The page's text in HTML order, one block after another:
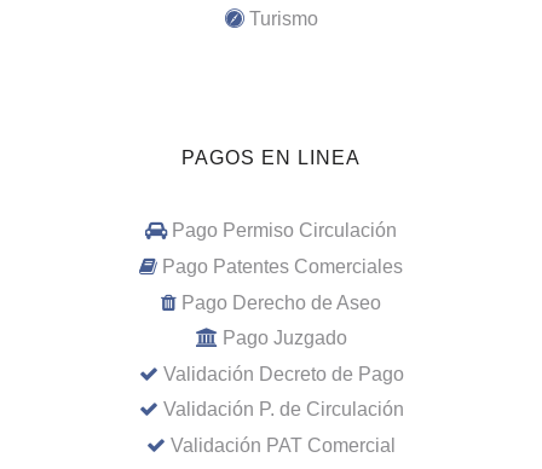
Turismo
PAGOS EN LINEA
Pago Permiso Circulación
Pago Patentes Comerciales
Pago Derecho de Aseo
Pago Juzgado
Validación Decreto de Pago
Validación P. de Circulación
Validación PAT Comercial